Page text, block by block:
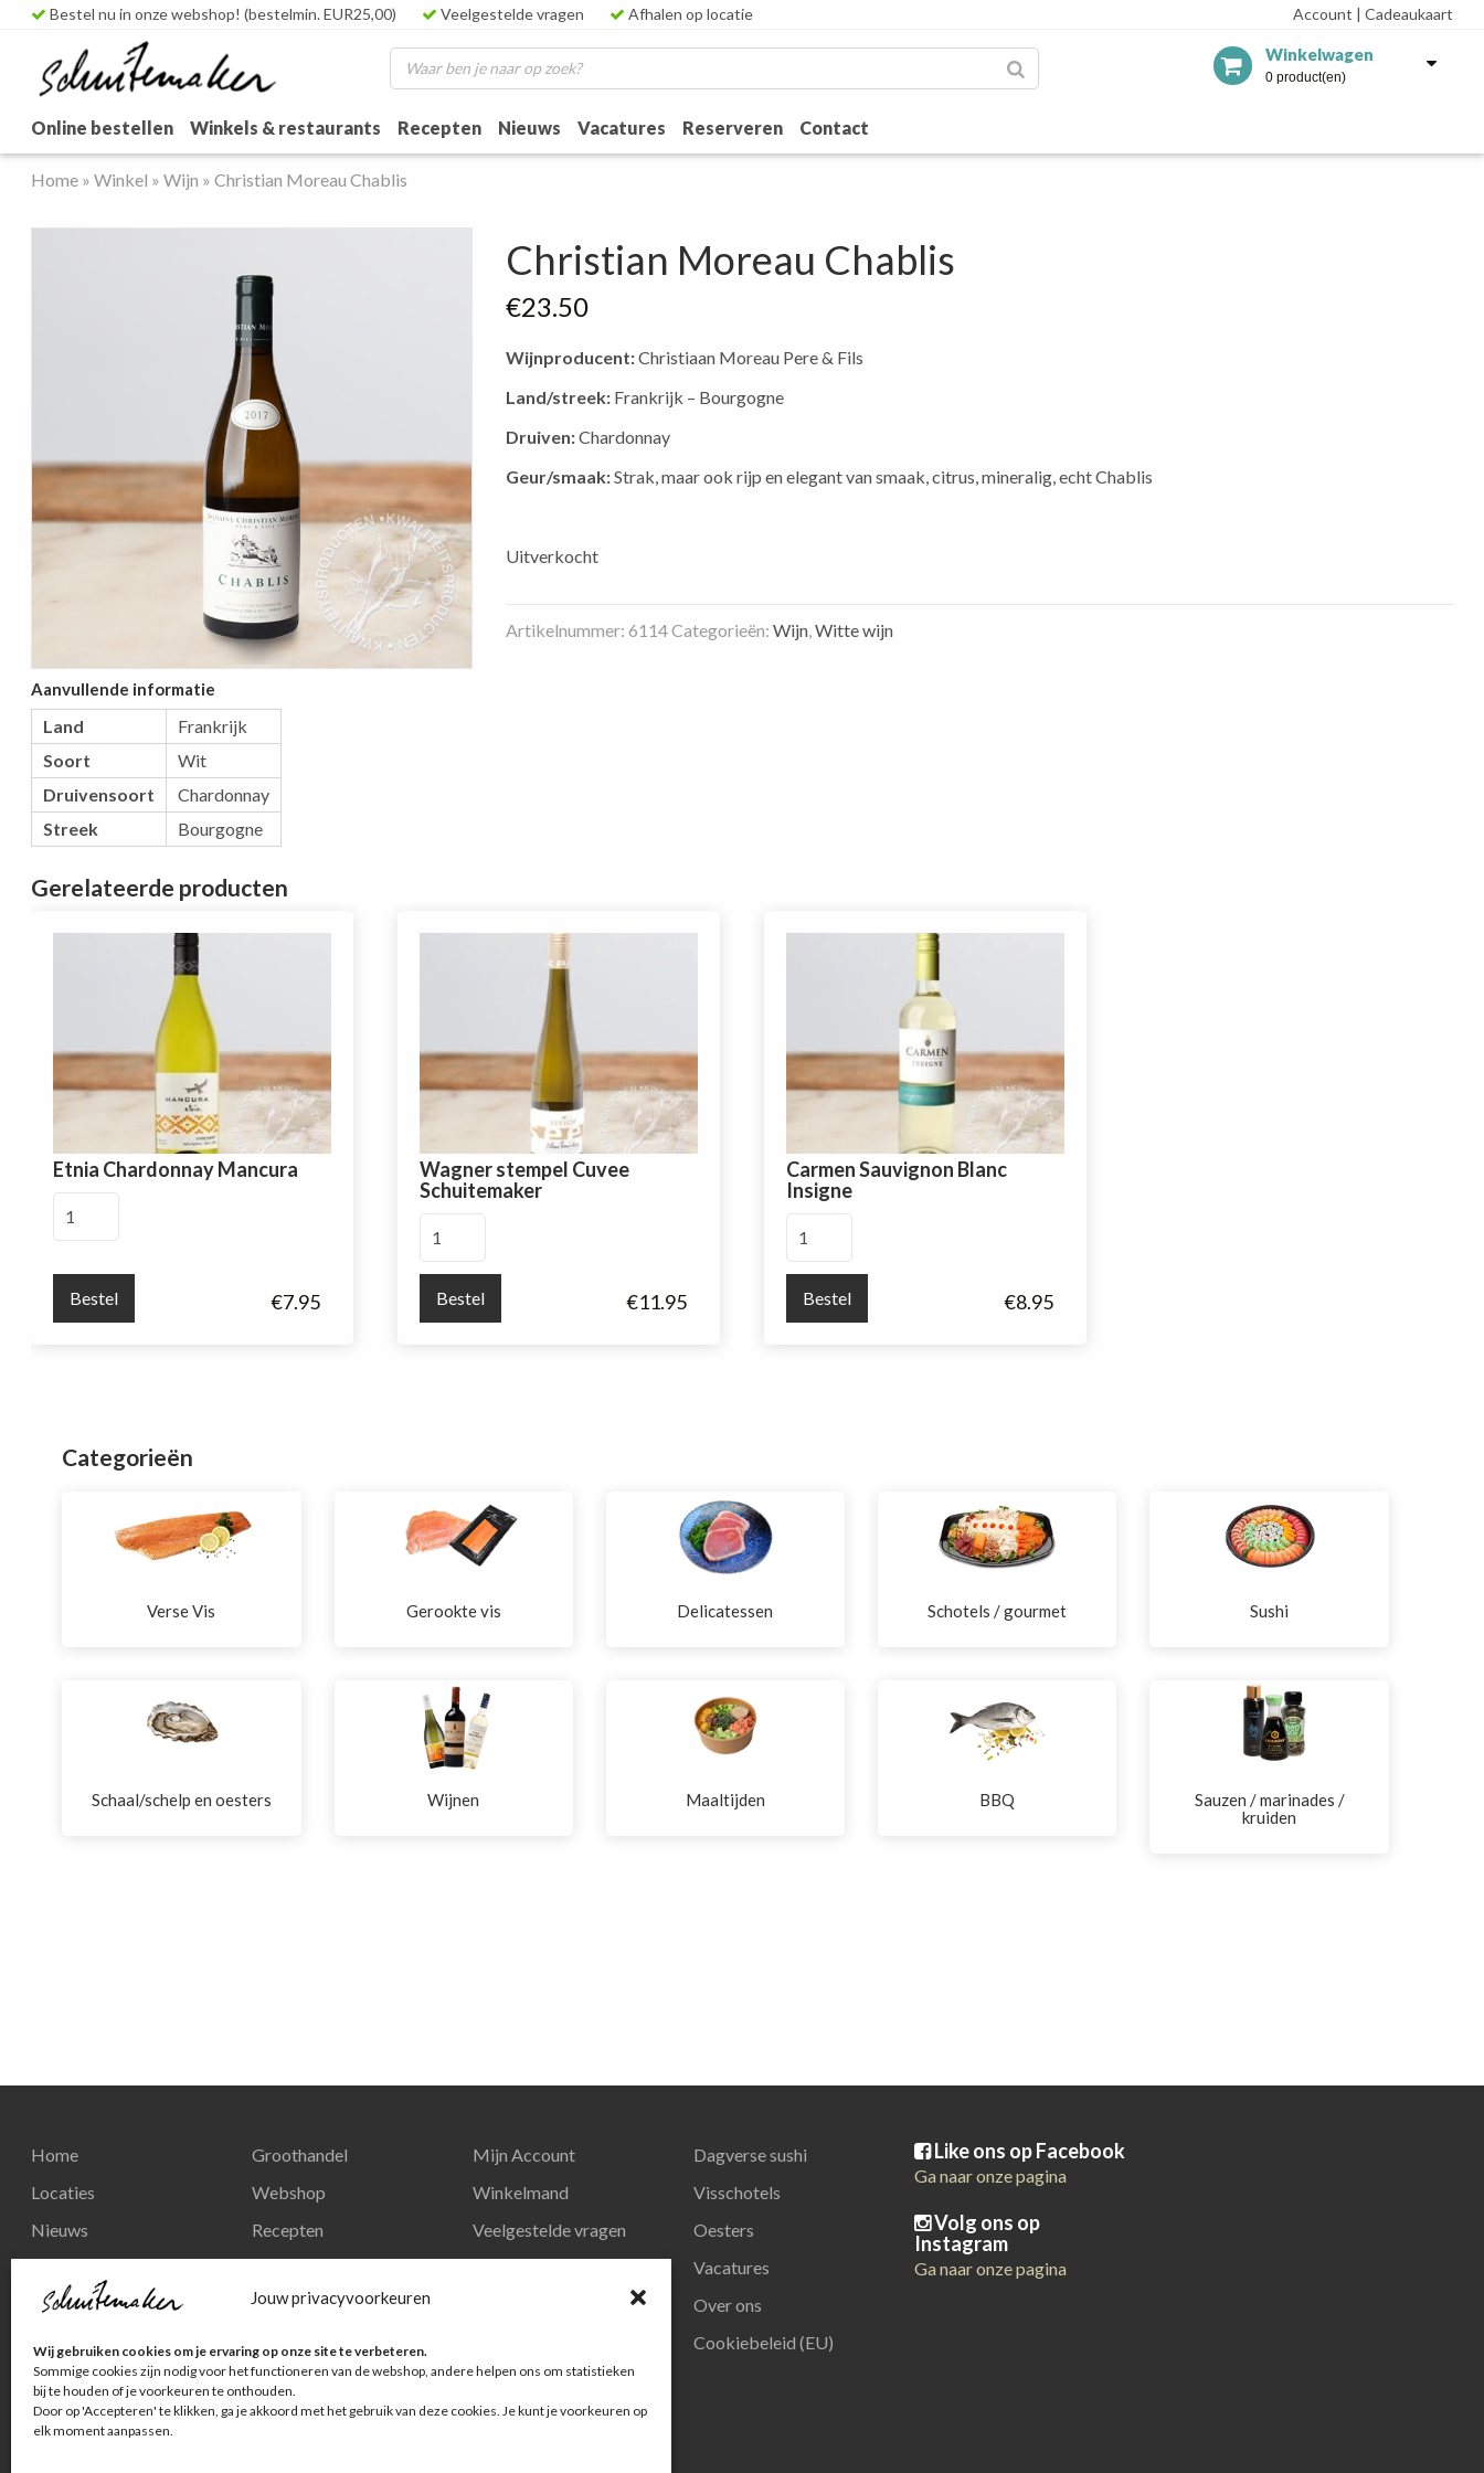
Jouw privacyvoorkeuren
Wij gebruiken cookies om je ervaring op onze site te verbeteren.
Sommige cookies zijn nodig voor het functioneren van de webshop, andere helpen ons om statistieken
bij te houden of je voorkeuren te onthouden.
Door op 'Accepteren' te klikken, ga je akkoord met het gebruik van deze cookies. Je kunt je voorkeuren op
elk moment aanpassen.
Bestel nu in onze webshop! (bestelmin. EUR25,00) Veelgestelde vragen Afhalen op locatie Account | Cadeaukaart
Winkelwagen
0 product(en)
Online bestellen Winkels & restaurants Recepten Nieuws Vacatures Reserveren Contact
Home »Winkel »Wijn »Christian Moreau Chablis
Christian Moreau Chablis
€23.50
Wijnproducent:Christiaan Moreau Pere & Fils
Land/streek: Frankrijk – Bourgogne
Druiven:Chardonnay
Geur/smaak:Strak, maar ook rijp en elegant van smaak, citrus, mineralig, echt Chablis
Uitverkocht
Artikelnummer:6114Categorieën:Wijn,Witte wijn
Aanvullende informatie
Land
Frankrijk
Soort
Wit
Druivensoort
Chardonnay
Streek
Bourgogne
Gerelateerde producten
Etnia Chardonnay Mancura
€7.95
aantal
Bestel
Wagner stempel Cuvee
Schuitemaker
€11.95
Schuitemaker
Bestel
Carmen Sauvignon Blanc
Insigne
€8.95
Insigne
Bestel
Categorieën
Verse Vis Gerookte vis Delicatessen Schotels / gourmet Sushi
Schaal/schelp en oesters Wijnen Maaltijden BBQ
Sauzen / marinades /
kruiden
Home
Locaties
Nieuws
Contact
Privacy en
persoonsgegevens
Groothandel
Webshop
Recepten
Mijn Account
Winkelmand
Veelgestelde vragen
Dagverse sushi
Visschotels
Oesters
Vacatures
Over ons
Cookiebeleid (EU)
Like ons op Facebook
Ga naar onze pagina
Volg ons op
Instagram
Ga naar onze pagina